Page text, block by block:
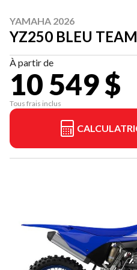
YAMAHA 2026
YZ250 BLEU
À partir de
10 549 $
Tous frais inclus